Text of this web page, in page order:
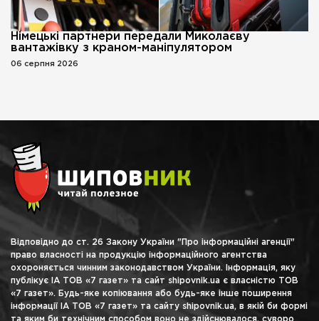
Німецькі партнери передали Миколаєву
вантажівку з краном-маніпулятором
06 серпня 2026
Відповідно до ст. 26 Закону України "Про інформаційні агенції"
право власності на продукцію інформаційного агентства
охороняється чинним законодавством України. Інформація, яку
публікує ІА ТОВ «7 газет» та сайт shipovnik.ua є власністю ТОВ
«7 газет». Будь-яке копіювання або будь-яке інше поширення
інформації ІА ТОВ «7 газет» та сайту shipovnik.ua, в якій би формі